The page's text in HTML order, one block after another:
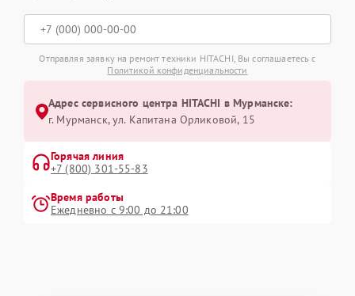
Отправляя заявку на ремонт техники HITACHI, Вы соглашаетесь с
Политикой конфиденциальности
Адрес сервисного центра HITACHI в Мурманске:
г. Мурманск, ул. Капитана Орликовой, 15
Горячая линия
+7 (800) 301-55-83
Время работы
Ежедневно с 9:00 до 21:00